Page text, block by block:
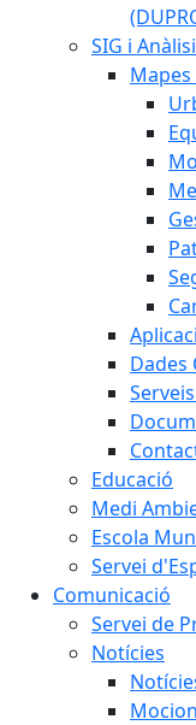
SIG i
Dades
Educació
Medi
Escola
Servei
Comunicació
Servei de
Notícies